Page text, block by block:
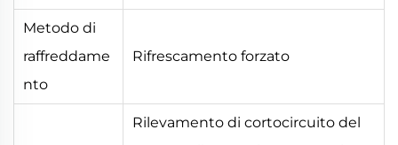
Metodo di
raffreddame
nto
Rifrescamento forzato
Rilevamento di cortocircuito del